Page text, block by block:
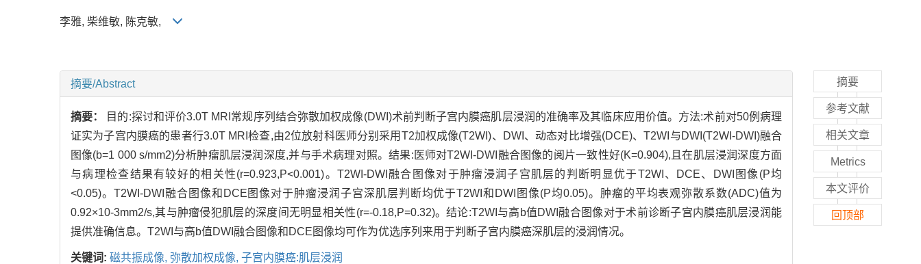
李雅, 柴维敏, 陈克敏,
摘要/Abstract
摘要：
目的:探讨和评价3.0T MRI常规序列结合弥散加权成像(DWI)术前判断子宫内膜癌肌层浸润的准确率及其临床应用价值。方法:术前对50例病理
证实为子宫内膜癌的患者行3.0T MRI检查,由2位放射科医师分别采用T2加权成像(T2WI)、DWI、动态对比增强(DCE)、T2WI与DWI(T2WI-DWI)融合
图像(b=1 000 s/mm2)分析肿瘤肌层浸润深度,并与手术病理对照。结果:医师对T2WI-DWI融合图像的阅片一致性好(K=0.904),且在肌层浸润深度方面
与病理检查结果有较好的相关性(r=0.923,P<0.001)。T2WI-DWI融合图像对于肿瘤浸润子宫肌层的判断明显优于T2WI、DCE、DWI图像(P均
<0.05)。T2WI-DWI融合图像和DCE图像对于肿瘤浸润子宫深肌层判断均优于T2WI和DWI图像(P均0.05)。肿瘤的平均表观弥散系数(ADC)值为
0.92×10-3mm2/s,其与肿瘤侵犯肌层的深度间无明显相关性(r=-0.18,P=0.32)。结论:T2WI与高b值DWI融合图像对于术前诊断子宫内膜癌肌层浸润能
提供准确信息。T2WI与高b值DWI融合图像和DCE图像均可作为优选序列来用于判断子宫内膜癌深肌层的浸润情况。
关键词: 磁共振成像, 弥散加权成像, 子宫内膜癌:肌层浸润
摘要
参考文献
相关文章
Metrics
本文评价
回顶部